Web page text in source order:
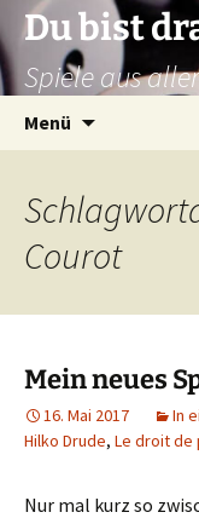
Zum
Inhalt
springen
Du bist
Spiele aus
Menü
Courot
Mein neues
16. Mai 2017 In
Hilko Drude, Le droit de
Nur mal kurz so